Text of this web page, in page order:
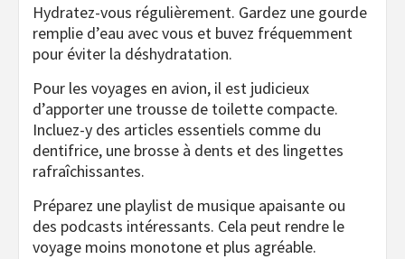
Hydratez-vous régulièrement. Gardez une gourde
remplie d’eau avec vous et buvez fréquemment
pour éviter la déshydratation.
Pour les voyages en avion, il est judicieux
d’apporter une trousse de toilette compacte.
Incluez-y des articles essentiels comme du
dentifrice, une brosse à dents et des lingettes
rafraîchissantes.
Préparez une playlist de musique apaisante ou
des podcasts intéressants. Cela peut rendre le
voyage moins monotone et plus agréable.